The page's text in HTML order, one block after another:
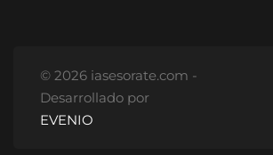
© 2026 iasesorate.com -
Desarrollado por
EVENIO